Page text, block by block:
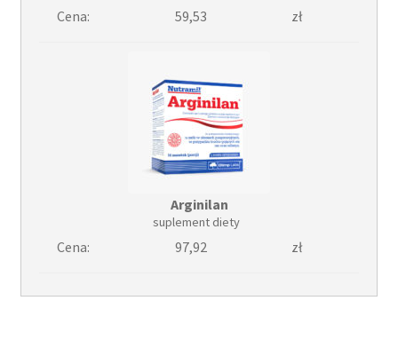
Cena: 59,53 zł
Arginilan
suplement diety
Cena: 97,92 zł